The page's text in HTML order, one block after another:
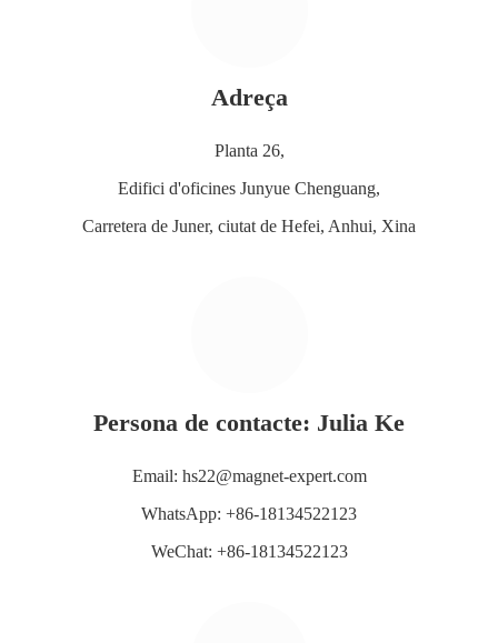
Adreça
Planta 26,
Edifici d'oficines Junyue Chenguang,
Carretera de Juner, ciutat de Hefei, Anhui, Xina
Persona de contacte: Julia Ke
Email: hs22@magnet-expert.com
WhatsApp: +86-18134522123
WeChat: +86-18134522123